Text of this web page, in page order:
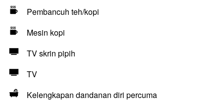
Pembancuh teh/kopi
Mesin kopi
TV skrin pipih
TV
Kelengkapan dandanan diri percuma